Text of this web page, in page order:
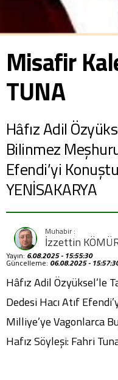
Misafir
TUNA
Hâfız Adil
Bilinmez
Efendi’yi
YENİSAKARYA
İzzettin
Yayın: 6.08.2025 - 15:55:30
Güncelleme: 06.08.2025 -
Hâfız Adil Özyüksel’le
Dedesi Hacı Atıf
Milliye’ye Vagonlarca
Hafız Söyleşi: Fahri